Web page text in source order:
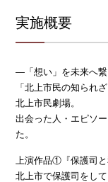
実施概要
―「想い」を未来へ
「北上市民の知られ
北上市民劇場。
出会った人・エピソ
た。
上演作品①『保護司
北上市で保護司をし